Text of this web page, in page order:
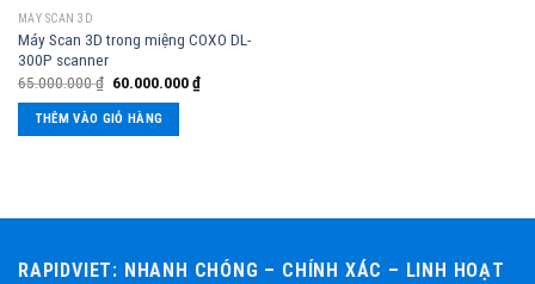
MÁY SCAN 3D
Máy Scan 3D trong miệng COXO DL-
300P scanner
65.000.000₫ 60.000.000₫
THÊM VÀO GIỎ HÀNG
RAPIDVIET: NHANH CHÓNG – CHÍNH XÁC – LINH HOẠT